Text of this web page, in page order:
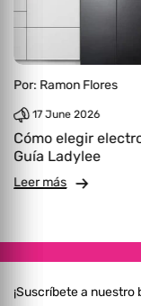
Por: Ramon Flores
17 June 2026
Cómo elegir
Guía Ladylee
Leer más
¡Suscríbete a